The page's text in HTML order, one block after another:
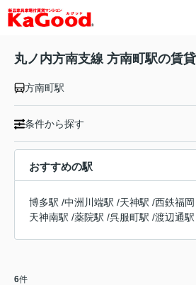
丸ノ内方南支線 方南町駅の賃
方南町駅
条件から探す
おすすめの駅
博多駅 /中洲川端駅 /天神駅 /西鉄福
天神南駅 /薬院駅 /呉服町駅 /渡辺通駅
6件